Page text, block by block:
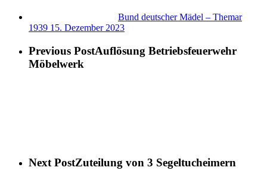
Bund deutscher Mädel – Themar
1939 15. Dezember 2023
Previous PostAuflösung Betriebsfeuerwehr
Möbelwerk
Next PostZuteilung von 3 Segeltucheimern